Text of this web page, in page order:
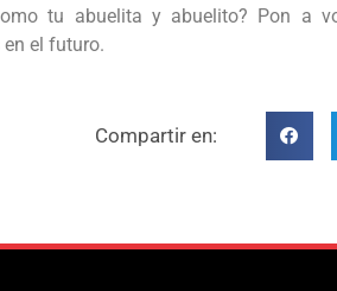
tu abuelita y abuelito? Pon a
el futuro.
Compartir en: